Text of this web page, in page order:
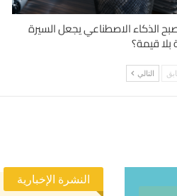
الذكاء الاصطناعي يجعل السيرة
بلا قيمة؟
التالي
النشرة الإخبارية